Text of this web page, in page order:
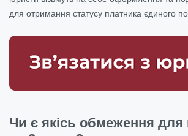
для отримання статусу платника єдиного
Чи є якісь обмеження для